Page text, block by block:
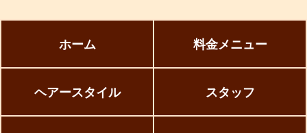
ホーム 料金メニュー
ヘアースタイル スタッフ